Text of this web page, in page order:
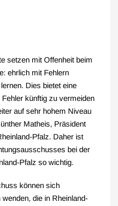
setzen mit Offenheit beim
ehrlich mit Fehlern
Dies bietet eine
künftig zu vermeiden
auf sehr hohem Niveau
Matheis, Präsident
Pfalz. Daher ist
bei der
Pfalz so wichtig.
können sich
die in Rheinland-